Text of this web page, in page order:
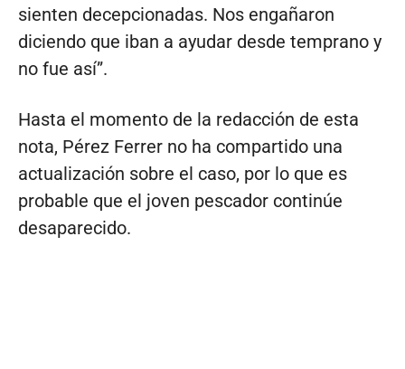
sienten decepcionadas. Nos engañaron
diciendo que iban a ayudar desde temprano y
no fue así”.
Hasta el momento de la redacción de esta
nota, Pérez Ferrer no ha compartido una
actualización sobre el caso, por lo que es
probable que el joven pescador continúe
desaparecido.